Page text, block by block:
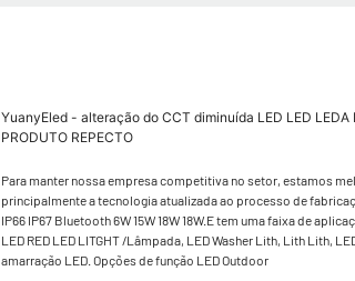
YuanyEled - alteração do CCT diminuída LED LED LEDA
PRODUTO REPECTO
Para manter nossa empresa competitiva no setor, estamos
principalmente a tecnologia atualizada ao processo de
IP66 IP67 Bluetooth 6W 15W 18W 18W.E tem uma faixa de
LED RED LED LITGHT /Lâmpada, LED Washer Lith, Lith Lith,
amarração LED. Opções de função LED Outdoor